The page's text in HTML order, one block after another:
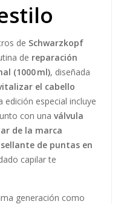
de Schwarzkopf
de reparación
(1000 ml), diseñada
el cabello
edición especial incluye
con una válvula
de la marca
sellante de puntas en
capilar te
generación como